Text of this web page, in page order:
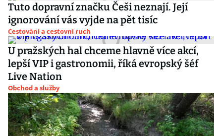
Tuto dopravní značku Češi neznají. Její
ignorování vás vyjde na pět tisíc
Cestování a cestovní ruch
U pražských hal chceme hlavně více akcí,
lepší VIP i gastronomii, říká evropský šéf
Live Nation
Obchod a služby